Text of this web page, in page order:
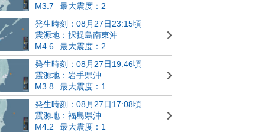
M3.7
最大震度：2
発生時刻：08月27日23:15頃
震源地：択捉島南東沖
M4.6
最大震度：2
発生時刻：08月27日19:46頃
震源地：岩手県沖
M3.8
最大震度：1
発生時刻：08月27日17:08頃
震源地：福島県沖
M4.2
最大震度：1